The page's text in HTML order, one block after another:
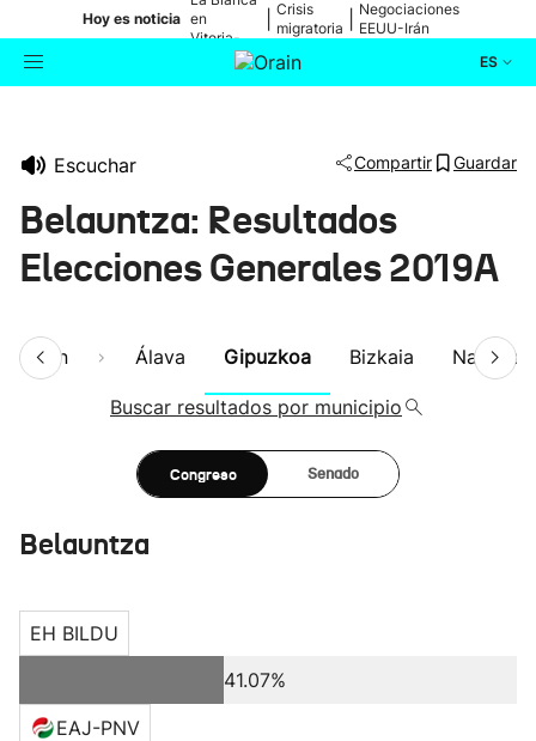
Hoy es noticia en
Vitoria-
Gasteiz
Crisis
migratoria
Negociaciones
EEUU-Irán
ES
Escuchar Compartir Guardar
Belauntza: Resultados
Elecciones Generales 2019A
Álava Gipuzkoa Bizkaia Navarra
Buscar resultados por municipio
Congreso Senado
Belauntza
EH BILDU
41.07%
EAJ-PNV